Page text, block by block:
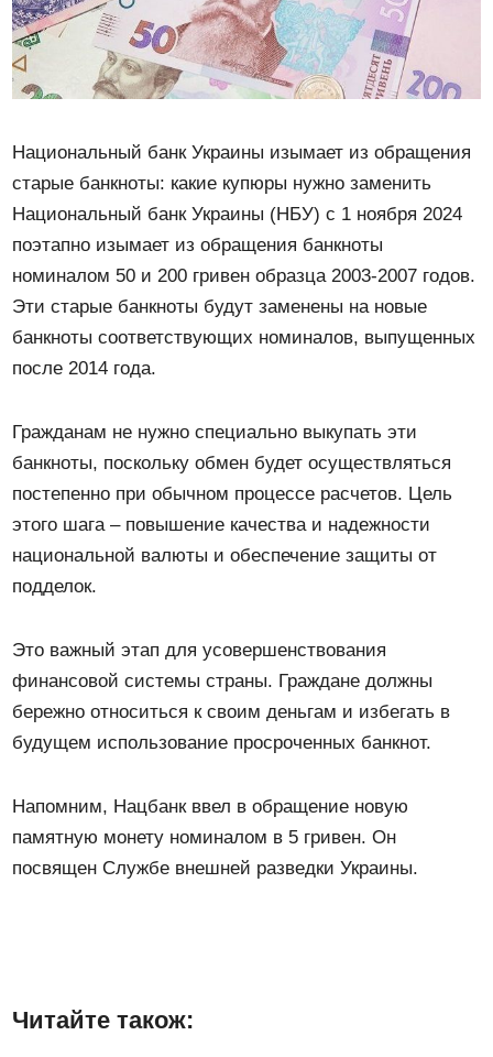
Национальный банк Украины изымает из обращения
старые банкноты: какие купюры нужно заменить
Национальный банк Украины (НБУ) с 1 ноября 2024
поэтапно изымает из обращения банкноты
номиналом 50 и 200 гривен образца 2003-2007 годов.
Эти старые банкноты будут заменены на новые
банкноты соответствующих номиналов, выпущенных
после 2014 года.
Гражданам не нужно специально выкупать эти
банкноты, поскольку обмен будет осуществляться
постепенно при обычном процессе расчетов. Цель
этого шага – повышение качества и надежности
национальной валюты и обеспечение защиты от
подделок.
Это важный этап для усовершенствования
финансовой системы страны. Граждане должны
бережно относиться к своим деньгам и избегать в
будущем использование просроченных банкнот.
Напомним, Нацбанк ввел в обращение новую
памятную монету номиналом в 5 гривен. Он
посвящен Службе внешней разведки Украины.
Читайте також: